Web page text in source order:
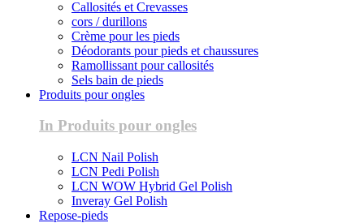
Callosités et Crevasses
cors / durillons
Crème pour les pieds
Déodorants pour pieds et chaussures
Ramollissant pour callosités
Sels bain de pieds
Produits pour ongles
In Produits pour ongles
LCN Nail Polish
LCN Pedi Polish
LCN WOW Hybrid Gel Polish
Inveray Gel Polish
Repose-pieds